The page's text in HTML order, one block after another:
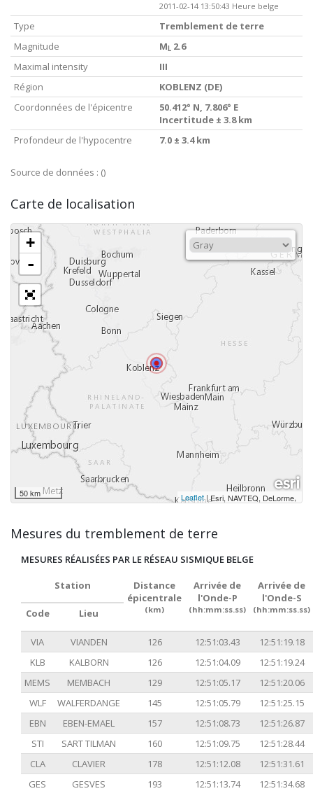
2011-02-14 13:50:43 Heure belge
Type
Tremblement de terre
Magnitude
M L 2.6
Maximal intensity
III
Région
KOBLENZ (DE)
Coordonnées de l'épicentre
50.412° N, 7.806° E
Incertitude ± 3.8 km
Profondeur de l'hypocentre
7.0 ± 3.4 km
Source de données : ()
Carte de localisation
+
-
50 km Leaflet|Esri, NAVTEQ, DeLorme,
Mesures du tremblement de terre
MESURES RÉALISÉES PAR LE RÉSEAU SISMIQUE BELGE
Station
Distance
épicentrale
(km)
Arrivée de
l'Onde-P
(hh:mm:ss.ss)
Arrivée de
l'Onde-S
(hh:mm:ss.ss)
Code Lieu
VIA VIANDEN 126 12:51:03.43
12:51:19.18
KLB
KALBORN 126 12:51:04.09
12:51:19.24
MEMS
MEMBACH 129 12:51:05.17
12:51:20.06
WLF
WALFERDANGE 145 12:51:05.79
12:51:25.15
EBN
EBEN-EMAEL 157 12:51:08.73
12:51:26.87
STI
SART TILMAN 160 12:51:09.75
12:51:28.44
CLA
CLAVIER 178 12:51:12.08
12:51:31.61
GES
GESVES 193 12:51:13.74
12:51:34.68